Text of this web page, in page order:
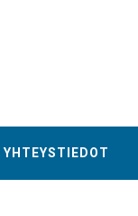
YHTEYSTIEDOT